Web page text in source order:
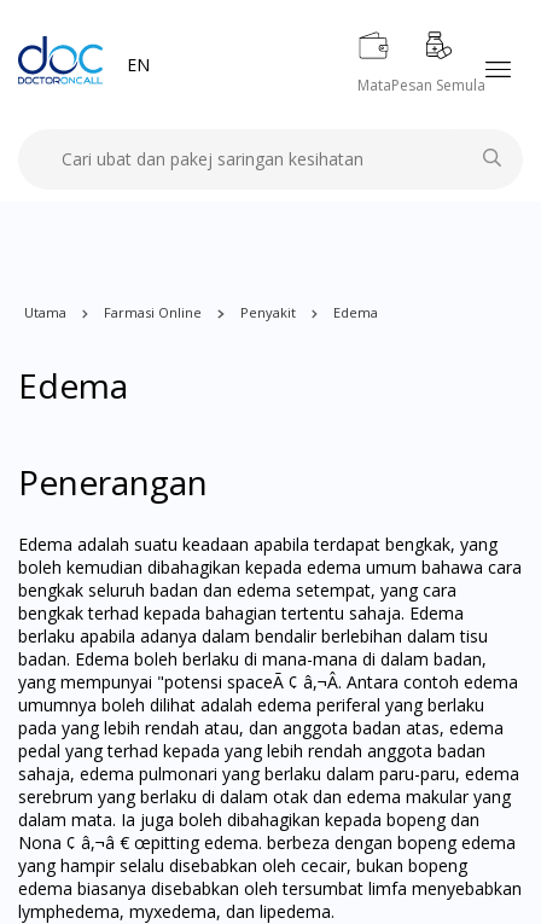
EN
MataPesan Semula
Utama Farmasi Online Penyakit Edema
Edema
Penerangan
Edema adalah suatu keadaan apabila terdapat bengkak, yang
boleh kemudian dibahagikan kepada edema umum bahawa cara
bengkak seluruh badan dan edema setempat, yang cara
bengkak terhad kepada bahagian tertentu sahaja. Edema
berlaku apabila adanya dalam bendalir berlebihan dalam tisu
badan. Edema boleh berlaku di mana-mana di dalam badan,
yang mempunyai "potensi spaceÃ ¢ â,¬Â. Antara contoh edema
umumnya boleh dilihat adalah edema periferal yang berlaku
pada yang lebih rendah atau, dan anggota badan atas, edema
pedal yang terhad kepada yang lebih rendah anggota badan
sahaja, edema pulmonari yang berlaku dalam paru-paru, edema
serebrum yang berlaku di dalam otak dan edema makular yang
dalam mata. Ia juga boleh dibahagikan kepada bopeng dan
Nona ¢ â,¬â € œpitting edema. berbeza dengan bopeng edema
yang hampir selalu disebabkan oleh cecair, bukan bopeng
edema biasanya disebabkan oleh tersumbat limfa menyebabkan
lymphedema, myxedema, dan lipedema.